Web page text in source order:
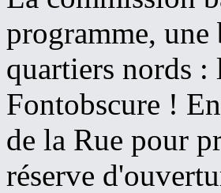
programme, une
quartiers nords :
Fontobscure !
de la Rue pour
réserve